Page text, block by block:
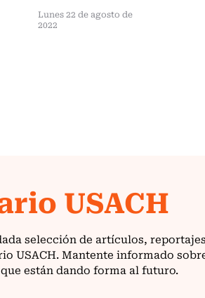
Lunes 22 de agosto de
2022